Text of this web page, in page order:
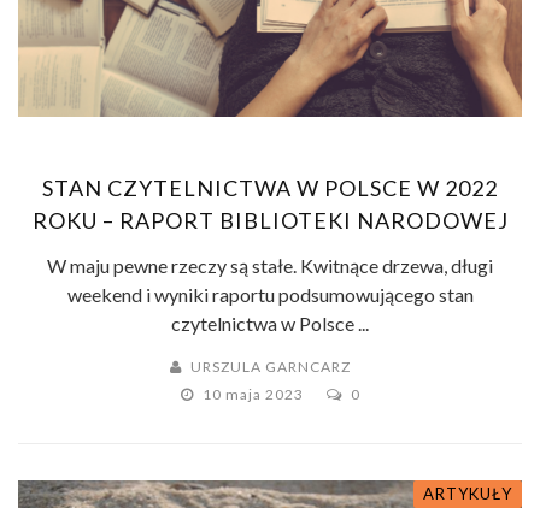
STAN CZYTELNICTWA W POLSCE W 2022
ROKU – RAPORT BIBLIOTEKI NARODOWEJ
W maju pewne rzeczy są stałe. Kwitnące drzewa, długi
weekend i wyniki raportu podsumowującego stan
czytelnictwa w Polsce ...
URSZULA GARNCARZ
10 maja 2023
0
ARTYKUŁY